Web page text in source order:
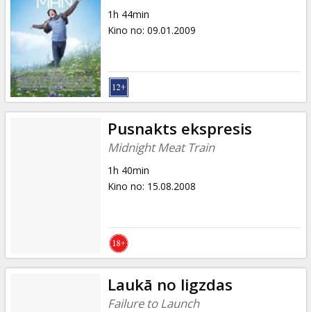
1h 44min
Kino no: 09.01.2009
Pusnakts ekspresis
Midnight Meat Train
1h 40min
Kino no: 15.08.2008
Laukā no ligzdas
Failure to Launch